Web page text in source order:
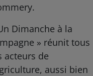
Dimanche à la
» réunit tous
acteurs de
aussi bien